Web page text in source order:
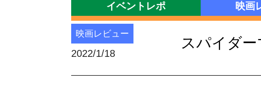
イベントレポ 映画
映画レビュー
2022/1/18
スパイダ